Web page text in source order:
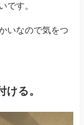
です。
いなので気をつ
る。